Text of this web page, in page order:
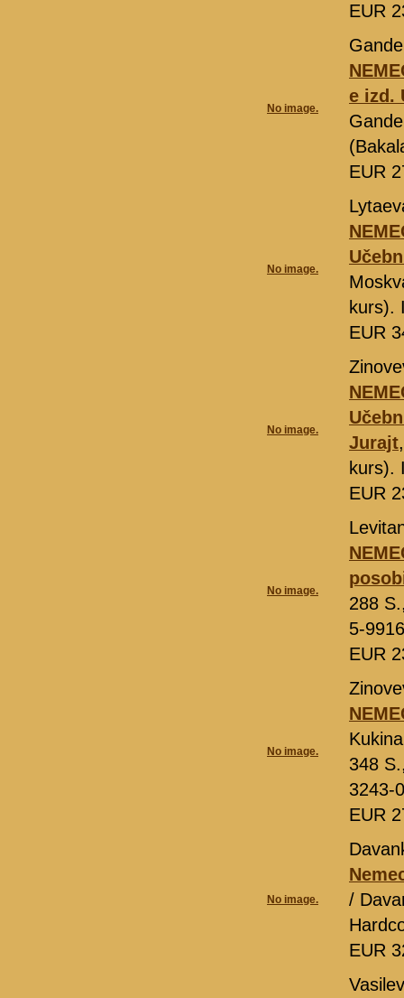
EUR
No image.
e izd.
EUR
No image.
kurs).
EUR
No image.
Jurajt
kurs).
EUR
No image.
288
5-
EUR
No image.
348
3243-0
EUR
No image.
/
EUR